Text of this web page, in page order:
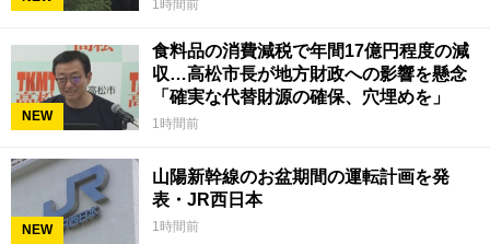
1時間前
NEW
食料品の消費減税で年間17億円程度の減
収…高松市長が地方財政への影響を懸念
「確実な代替財源の確保、穴埋めを」
1時間前
NEW
山陽新幹線のお盆期間の運転計画を発
表・JR西日本
1時間前